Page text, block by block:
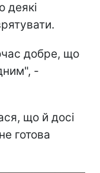
деякі
добре, що
-
що й досі
готова